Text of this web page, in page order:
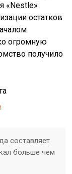
«Nestle»
остатков
огромную
получило
составляет
больше чем